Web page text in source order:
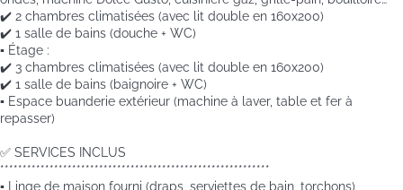
✔️ 2 chambres climatisées (avec lit double en 160x200)
✔️ 1 salle de bains (douche + WC)
▪️ Étage :
✔️ 3 chambres climatisées (avec lit double en 160x200)
✔️ 1 salle de bains (baignoire + WC)
▪️ Espace buanderie extérieur (machine à laver, table et fer à
repasser)
✅ SERVICES INCLUS
************************************************************
▪️ Linge de maison fourni (draps, serviettes de bain, torchons)